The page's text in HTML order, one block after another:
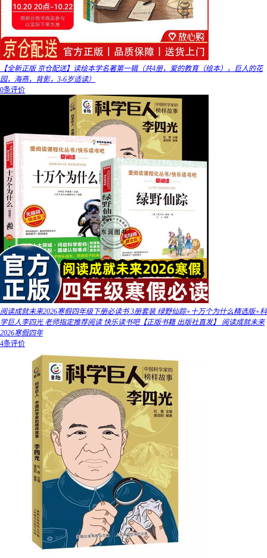
【全新正版 京仓配送】读绘本学名著第一辑（共4册，爱的教育（绘本），巨人的花
园，海燕，背影，3-6岁适读）
0条评价
阅读成就未来2026寒假四年级下册必读书 3册套装 绿野仙踪+十万个为什么精选版+科
学巨人李四光 老师指定推荐阅读 快乐读书吧【正版书籍 出版社直发】 阅读成就未来
2026寒假四年
4条评价